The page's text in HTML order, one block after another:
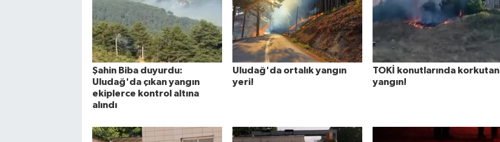
Şahin Biba duyurdu:
Uludağ'da çıkan yangın
ekiplerce kontrol altına
alındı
Uludağ'da ortalık yangın
yeri!
TOKİ konutlarında korkutan
yangın!